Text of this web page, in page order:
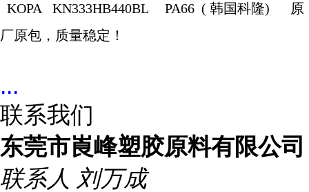
KOPA KN333HB440BL PA66 ( 韩国科隆)
原
厂原包，质量稳定！
...
联系我们
东莞市崀峰塑胶原料有限公司
联系人 刘万成